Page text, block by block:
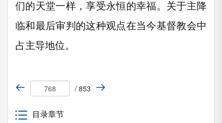
们的天堂一样，享受永恒的幸福。关于主降
临和最后审判的这种观点在当今基督教会中
占主导地位。
/ 853
目录章节